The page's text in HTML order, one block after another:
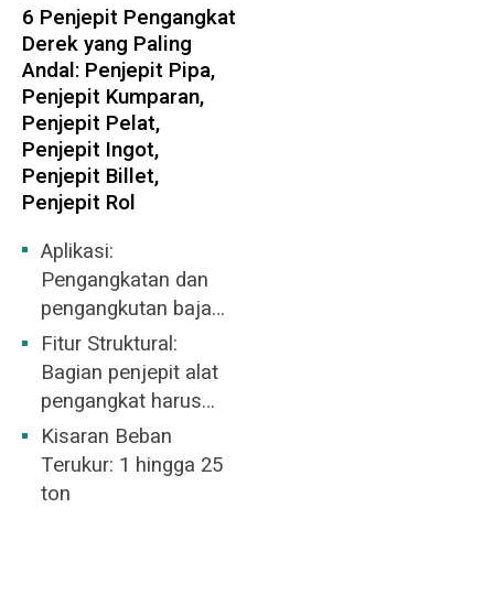
6 Penjepit Pengangkat
Derek yang Paling
Andal: Penjepit Pipa,
Penjepit Kumparan,
Penjepit Pelat,
Penjepit Ingot,
Penjepit Billet,
Penjepit Rol
Aplikasi:
Pengangkatan dan
pengangkutan baja
bulat secara
horizontal
Fitur Struktural:
Bagian penjepit alat
pengangkat harus
berada di tengah baja
bundar yang
diangkat.
Kisaran Beban
Terukur: 1 hingga 25
ton